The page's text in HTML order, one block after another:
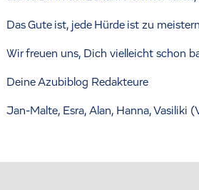
Das Gute ist, jede Hürde ist zu
Wir freuen uns, Dich vielleicht schon
Deine Azubiblog Redakteure
Jan-Malte, Esra, Alan, Hanna, Vasiliki